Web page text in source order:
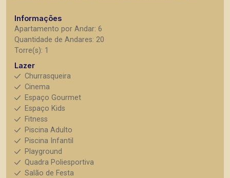
Informações
Apartamento por Andar: 6
Quantidade de Andares: 20
Torre(s): 1
Lazer
Churrasqueira
Cinema
Espaço Gourmet
Espaço Kids
Fitness
Piscina Adulto
Piscina Infantil
Playground
Quadra Poliesportiva
Salão de Festa